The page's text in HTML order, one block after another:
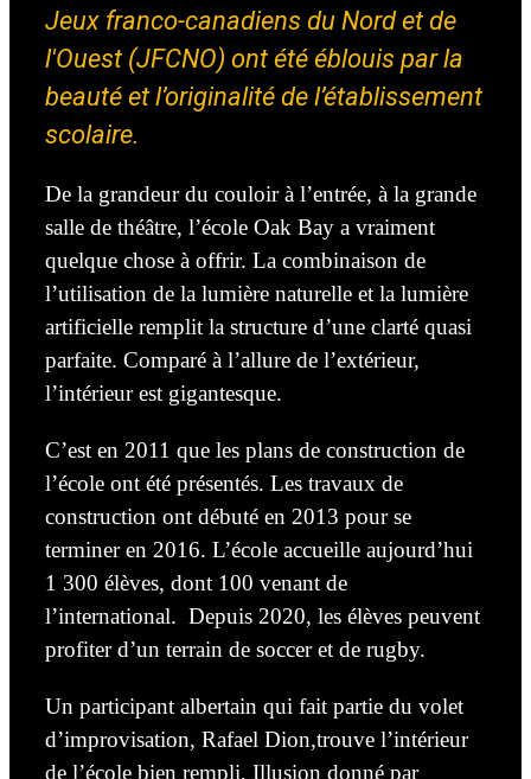
Jeux franco-canadiens du Nord et de
l'Ouest (JFCNO) ont été éblouis par la
beauté et l’originalité de l’établissement
scolaire.
De la grandeur du couloir à l’entrée, à la grande
salle de théâtre, l’école Oak Bay a vraiment
quelque chose à offrir. La combinaison de
l’utilisation de la lumière naturelle et la lumière
artificielle remplit la structure d’une clarté quasi
parfaite. Comparé à l’allure de l’extérieur,
l’intérieur est gigantesque.
C’est en 2011 que les plans de construction de
l’école ont été présentés. Les travaux de
construction ont débuté en 2013 pour se
terminer en 2016. L’école accueille aujourd’hui
1 300 élèves, dont 100 venant de
l’international. Depuis 2020, les élèves peuvent
profiter d’un terrain de soccer et de rugby.
Un participant albertain qui fait partie du volet
d’improvisation, Rafael Dion,trouve l’intérieur
de l’école bien rempli, Illusion donné par